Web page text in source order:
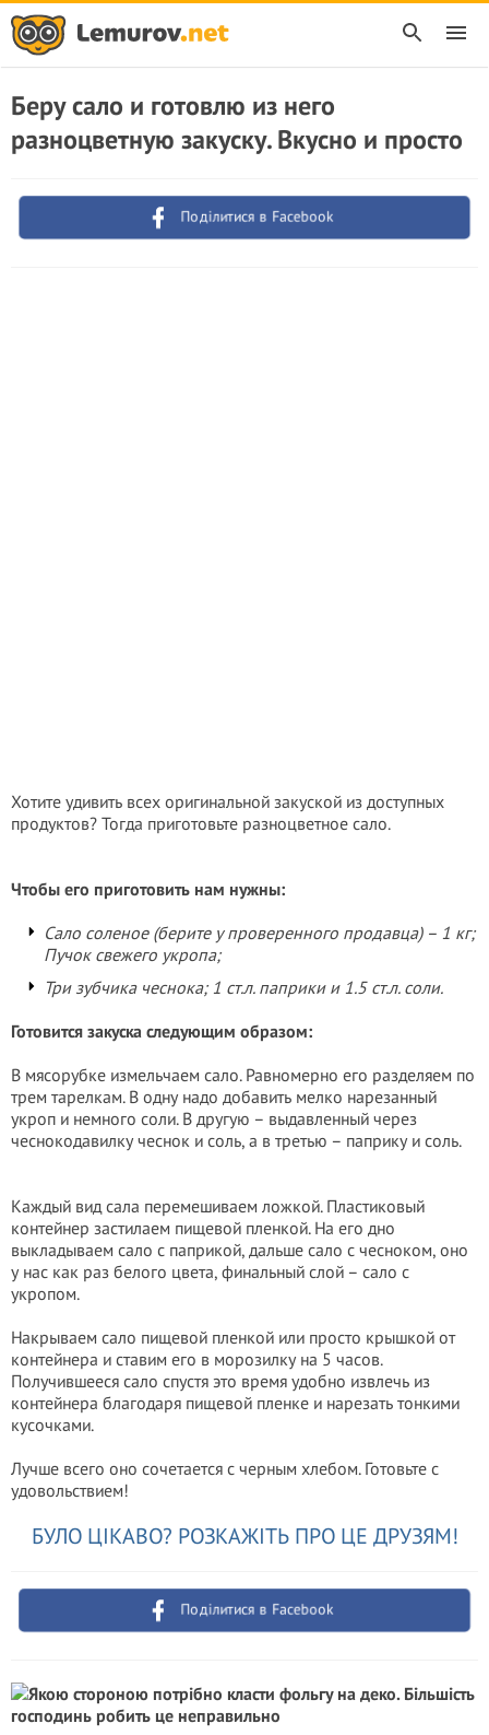
Беру сало и готовлю из него
разноцветную закуску. Вкусно и просто
Поділитися в Facebook
Хотите удивить всех оригинальной закуской из доступных
продуктов? Тогда приготовьте разноцветное сало.
Чтобы его приготовить нам нужны:
Сало соленое (берите у проверенного продавца) – 1 кг;
Пучок свежего укропа;
Три зубчика чеснока; 1 ст.л. паприки и 1.5 ст.л. соли.
Готовится закуска следующим образом:
В мясорубке измельчаем сало. Равномерно его разделяем по
трем тарелкам. В одну надо добавить мелко нарезанный
укроп и немного соли. В другую – выдавленный через
чеснокодавилку чеснок и соль, а в третью – паприку и соль.
Каждый вид сала перемешиваем ложкой. Пластиковый
контейнер застилаем пищевой пленкой. На его дно
выкладываем сало с паприкой, дальше сало с чесноком, оно
у нас как раз белого цвета, финальный слой – сало с
укропом.
Накрываем сало пищевой пленкой или просто крышкой от
контейнера и ставим его в морозилку на 5 часов.
Получившееся сало спустя это время удобно извлечь из
контейнера благодаря пищевой пленке и нарезать тонкими
кусочками.
Лучше всего оно сочетается с черным хлебом. Готовьте с
удовольствием!
БУЛО ЦІКАВО? РОЗКАЖІТЬ ПРО ЦЕ ДРУЗЯМ!
Поділитися в Facebook